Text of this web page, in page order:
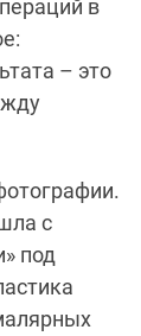
в
– это
с
под